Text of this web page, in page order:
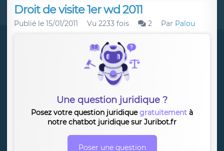
Droit de visite 1er wd 2011
Publié le 15/01/2011 Vu 2233 fois 2 Par Palou
Une question juridique ?
Posez votre question juridiquegratuitement à
notre chatbot juridique sur Juribot.fr
Poser une question